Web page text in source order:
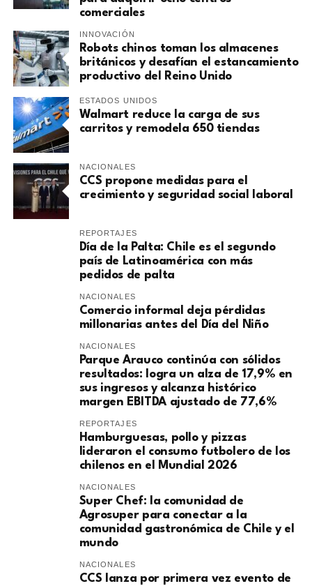
comerciales
INNOVACIÓN
Robots chinos toman los almacenes
británicos y desafían el estancamiento
productivo del Reino Unido
ESTADOS UNIDOS
Walmart reduce la carga de sus
carritos y remodela 650 tiendas
NACIONALES
CCS propone medidas para el
crecimiento y seguridad social laboral
REPORTAJES
Día de la Palta: Chile es el segundo
país de Latinoamérica con más
pedidos de palta
NACIONALES
Comercio informal deja pérdidas
millonarias antes del Día del Niño
NACIONALES
Parque Arauco continúa con sólidos
resultados: logra un alza de 17,9% en
sus ingresos y alcanza histórico
margen EBITDA ajustado de 77,6%
REPORTAJES
Hamburguesas, pollo y pizzas
lideraron el consumo futbolero de los
chilenos en el Mundial 2026
NACIONALES
Super Chef: la comunidad de
Agrosuper para conectar a la
comunidad gastronómica de Chile y el
mundo
NACIONALES
CCS lanza por primera vez evento de